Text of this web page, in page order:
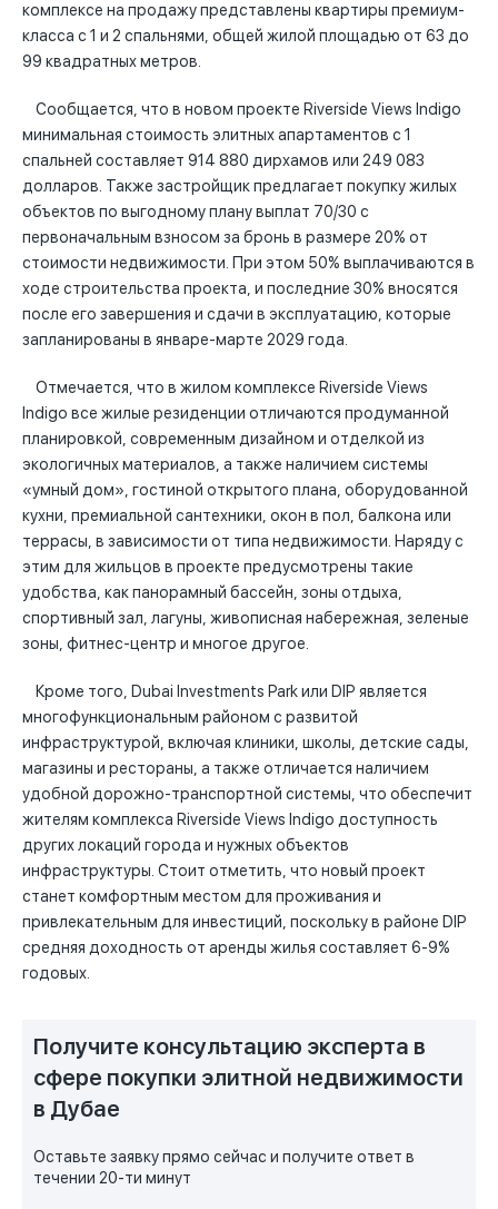
комплексе на продажу представлены квартиры премиум-
класса с 1 и 2 спальнями, общей жилой площадью от 63 до
99 квадратных метров.
Сообщается, что в новом проекте Riverside Views Indigo
минимальная стоимость элитных апартаментов с 1
спальней составляет 914 880 дирхамов или 249 083
долларов. Также застройщик предлагает покупку жилых
объектов по выгодному плану выплат 70/30 с
первоначальным взносом за бронь в размере 20% от
стоимости недвижимости. При этом 50% выплачиваются в
ходе строительства проекта, и последние 30% вносятся
после его завершения и сдачи в эксплуатацию, которые
запланированы в январе-марте 2029 года.
Отмечается, что в жилом комплексе Riverside Views
Indigo все жилые резиденции отличаются продуманной
планировкой, современным дизайном и отделкой из
экологичных материалов, а также наличием системы
«умный дом», гостиной открытого плана, оборудованной
кухни, премиальной сантехники, окон в пол, балкона или
террасы, в зависимости от типа недвижимости. Наряду с
этим для жильцов в проекте предусмотрены такие
удобства, как панорамный бассейн, зоны отдыха,
спортивный зал, лагуны, живописная набережная, зеленые
зоны, фитнес-центр и многое другое.
Кроме того, Dubai Investments Park или DIP является
многофункциональным районом с развитой
инфраструктурой, включая клиники, школы, детские сады,
магазины и рестораны, а также отличается наличием
удобной дорожно-транспортной системы, что обеспечит
жителям комплекса Riverside Views Indigo доступность
других локаций города и нужных объектов
инфраструктуры. Стоит отметить, что новый проект
станет комфортным местом для проживания и
привлекательным для инвестиций, поскольку в районе DIP
средняя доходность от аренды жилья составляет 6-9%
годовых.
Получите консультацию эксперта в
сфере покупки элитной недвижимости
в Дубае
Оставьте заявку прямо сейчас и получите ответ в
течении 20-ти минут